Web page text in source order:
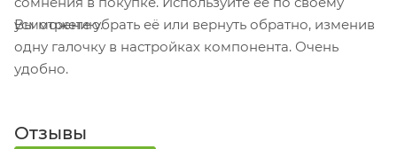
Заказ нужно оплатить в терминале постамата.
Срок хранения — 3 дня.
Почтовая доставка через почту России. Когда
оценить состояние коробки: вес, целостность.
усмотрению.
Вы можете убрать её или вернуть обратно, изменив
одну галочку в настройках компонента. Очень
удобно.
Отзывы